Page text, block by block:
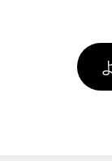
頂
ク
害
お
し
通
引
場
い